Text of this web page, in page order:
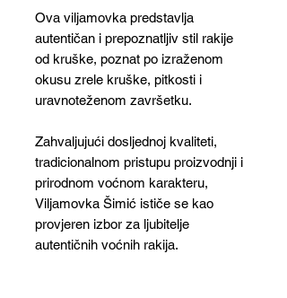
Ova viljamovka predstavlja
autentičan i prepoznatljiv stil rakije
od kruške, poznat po izraženom
okusu zrele kruške, pitkosti i
uravnoteženom završetku.
Zahvaljujući dosljednoj kvaliteti,
tradicionalnom pristupu proizvodnji i
prirodnom voćnom karakteru,
Viljamovka Šimić ističe se kao
provjeren izbor za ljubitelje
autentičnih voćnih rakija.